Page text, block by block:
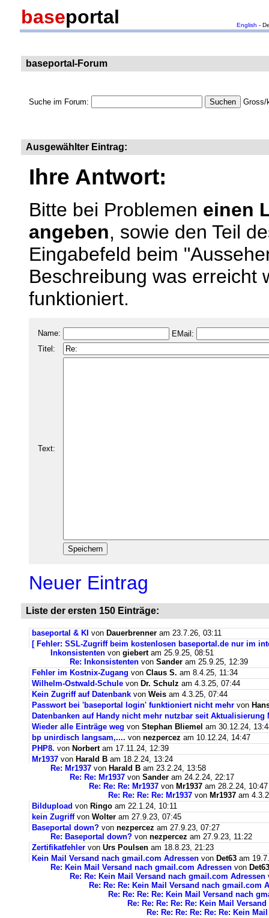
baseportal English -
baseportal-Forum
Suche im Forum: Gross/
Ausgewählter Eintrag:
Ihre Antwort:
Bitte bei Problemen einen
angeben, sowie den Teil
Eingabefeld beim
Beschreibung was erreicht
funktioniert.
Name:
EMail:
Titel:
Text:
Neuer Eintrag
Liste der ersten 150 Einträge:
baseportal & KI von Dauerbrenner am 23.7.26, 03:11
[ Fehler: SSL-Zugriff beim kostenlosen baseportal.de nur im
Inkonsistenten von giebertam 25.9.25, 08:51
Re: Inkonsistenten von Sander am 25.9.25, 12:39
Fehler im Kostnix-Zugang von Claus S. am 8.4.25, 11:34
Wilhelm-Ostwald-Schule von Dr. Schulz am 4.3.25, 07:44
Kein Zugriff auf Datenbank von Weis am 4.3.25, 07:44
Passwort bei 'baseportal login' funktioniert nicht mehr von
Datenbanken auf Handy nicht mehr nutzbar seit Aktualisierung
Wieder alle Einträge weg von Stephan Bliemel am 30.12.24,
bp unirdisch langsam,.... von nezpercez am 10.12.24, 14:47
PHP8. von Norbertam 17.11.24, 12:39
Mr1937 von Harald B am 18.2.24, 13:24
Re: Mr1937 von Harald B am 23.2.24, 13:58
Re: Re: Mr1937 von Sander am 24.2.24, 22:17
Re: Re: Re: Mr1937 von Mr1937 am 28.2.24, 10:47
Re: Re: Re: Re: Mr1937 von Mr1937 am
Bildupload von Ringo am 22.1.24, 10:11
kein Zugriffvon Wolter am 27.9.23, 07:45
Baseportal down? von nezpercez am 27.9.23, 07:27
Re: Baseportal down? von nezpercez am 27.9.23, 11:22
Zertifikatfehler von Urs Poulsen am 18.8.23, 21:23
Kein Mail Versand nach gmail.com Adressen von Det63 am
Re: Kein Mail Versand nach gmail.com Adressen von Det63
Re: Re: Kein Mail Versand nach gmail.com Adressen
Re: Re: Re: Kein Mail Versand nach gmail.com
Re: Re: Re: Re: Kein Mail Versand nach
Re: Re: Re: Re: Re: Kein Mail
Re: Re: Re: Re: Re: Re: Kein